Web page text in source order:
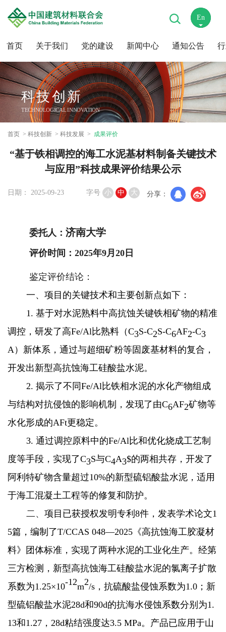
首页 关于我们 党的建设 新闻中心 通知公告
En
中
科技创新
TECHNOLOGICAL INNOVATION
首页 科技创新 科技发展 成果评价
“基于铁相调控的海工水泥基材料制备关键技术
与应用”科技成果评价结果公示
日期： 2025-09-23 字号 小 中 大 分享：
委托人： 济南大学
评价时间：2025年9月20日
鉴定评价结论：
一、项目的关键技术和主要创新点如下：
1. 基于对水泥熟料中高抗蚀关键铁相矿物的精准
调控，研发了高Fe/Al比熟料（C3S-C2S-C6AF2-C3
A）新体系，通过与超细矿粉等固废基材料的复合，
开发出新型高抗蚀海工硅酸盐水泥。
2. 揭示了不同Fe/Al比铁相水泥的水化产物组成
与结构对抗侵蚀的影响机制，发现了由C6AF2矿物等
水化形成的AFt更稳定。
3. 通过调控原料中的Fe/Al比和优化烧成工艺制
度等手段，实现了C3S与C4A3$的两相共存，开发了
阿利特矿物含量超过10%的新型硫铝酸盐水泥，适用
于海工混凝土工程等的修复和防护。
二、 项目已获授权发明专利8件，发表学术论文1
5篇，编制了T/CCAS 048—2025《高抗蚀海工胶凝材
料》团体标准，实现了两种水泥的工业化生产。经第
三方检测，新型高抗蚀海工硅酸盐水泥的氯离子扩散
系数为1.25×10-12m2/s，抗硫酸盐侵蚀系数为1.0； 新
型硫铝酸盐水泥28d和90d的抗海水侵蚀系数分别为1.
13和1.27， 28d粘结强度达3.5 MPa。产品已应用于山